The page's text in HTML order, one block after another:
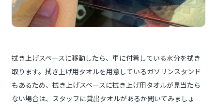
拭き上げスペースに移動したら、車に付着している水分を拭き
取ります。拭き上げ用タオルを用意しているガソリンスタンド
もあるため、拭き上げスペースに拭き上げ用タオルが見当たら
ない場合は、スタッフに貸出タオルがあるか聞いてみましょ